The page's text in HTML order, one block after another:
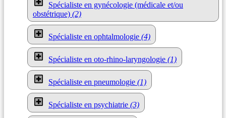
Spécialiste en gynécologie (médicale et/ou
obstétrique) (2)
Spécialiste en ophtalmologie (4)
Spécialiste en oto-rhino-laryngologie (1)
Spécialiste en pneumologie (1)
Spécialiste en psychiatrie (3)